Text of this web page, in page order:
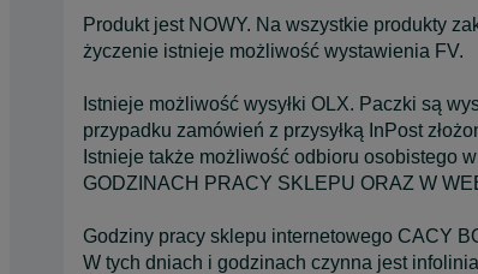
Produkt jest NOWY. Na wszystkie produkty
życzenie istnieje możliwość wystawienia FV.
Istnieje możliwość wysyłki OLX. Paczki są
przypadku zamówień z przysyłką InPost
Istnieje także możliwość odbioru osobistego
GODZINACH PRACY SKLEPU ORAZ W
Godziny pracy sklepu internetowego CACY
W tych dniach i godzinach czynna jest